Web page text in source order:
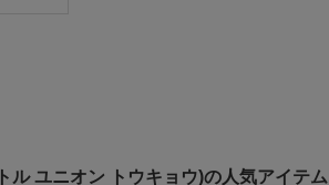
ル ユニオン トウキョウ)の人気アイテム